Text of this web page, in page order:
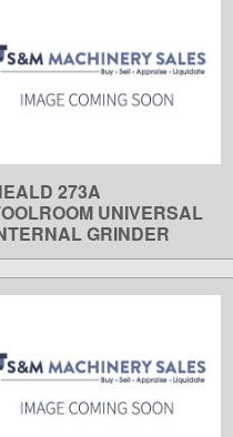
LEARN MORE
273A
UNIVERSAL
GRINDER